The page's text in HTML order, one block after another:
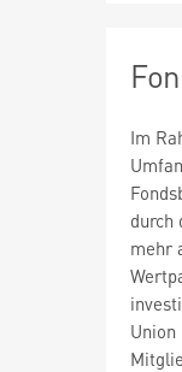
Im
durch
mehr